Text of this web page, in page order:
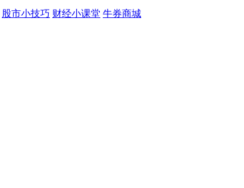
股市小技巧 财经小课堂 牛券商城